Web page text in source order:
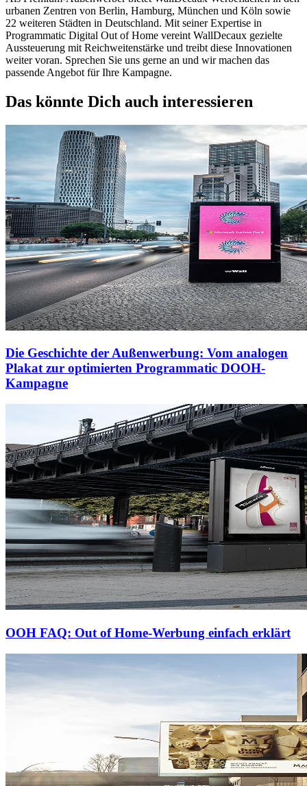
urbanen Zentren von Berlin, Hamburg, München und Köln sowie
22 weiteren Städten in Deutschland. Mit seiner Expertise in
Programmatic Digital Out of Home vereint WallDecaux gezielte
Aussteuerung mit Reichweitenstärke und treibt diese Innovationen
weiter voran. Sprechen Sie uns gerne an und wir machen das
passende Angebot für Ihre Kampagne.
Das könnte Dich auch interessieren
Die Geschichte der Außenwerbung: Vom analogen
Plakat zur optimierten Programmatic DOOH-
Kampagne
OOH FAQ: Out of Home-Werbung einfach erklärt